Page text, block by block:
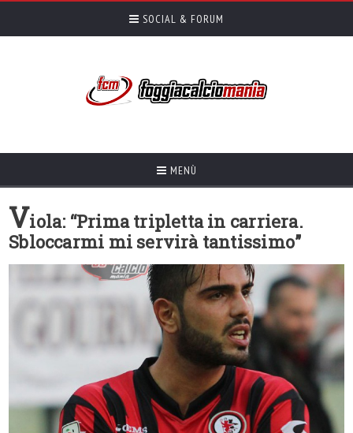
SOCIAL & FORUM
MENÙ
Viola: “Prima tripletta in carriera.
Sbloccarmi mi servirà tantissimo”